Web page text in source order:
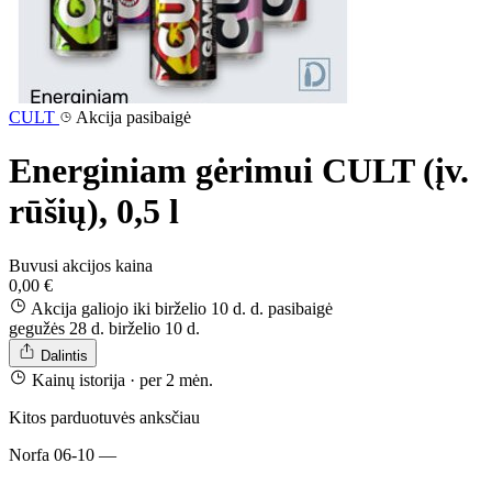
CULT Akcija pasibaigė
Energiniam gėrimui CULT (įv.
rūšių), 0,5 l
Buvusi akcijos kaina
0,00 €
Akcija galiojo iki birželio 10 d. d. pasibaigė
gegužės 28 d. birželio 10 d.
Dalintis
Kainų istorija · per 2 mėn.
Kitos parduotuvės anksčiau
Norfa 06-10 —